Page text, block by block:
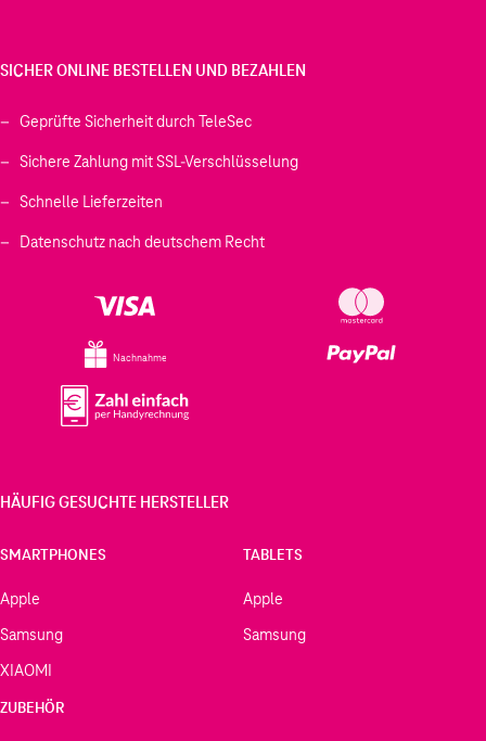
SICHER ONLINE BESTELLEN UND BEZAHLEN
Geprüfte Sicherheit durch TeleSec
Sichere Zahlung mit SSL-Verschlüsselung
Schnelle Lieferzeiten
Datenschutz nach deutschem Recht
Nachnahme
HÄUFIG GESUCHTE HERSTELLER
SMARTPHONES
Apple
Samsung
XIAOMI
TABLETS
Apple
Samsung
ZUBEHÖR